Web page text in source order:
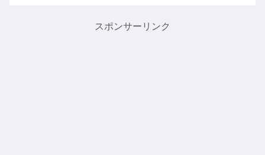
スポンサーリンク